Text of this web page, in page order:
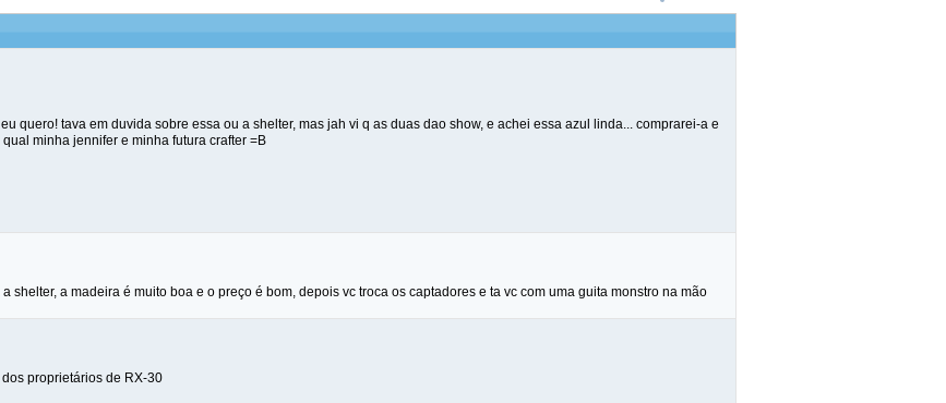
quero! tava em duvida sobre essa ou a shelter, mas jah vi q as duas dao show, e achei essa azul linda... comprarei-a e
minha jennifer e minha futura crafter =B
shelter, a madeira é muito boa e o preço é bom, depois vc troca os captadores e ta vc com uma guita monstro na mão
proprietários de RX-30